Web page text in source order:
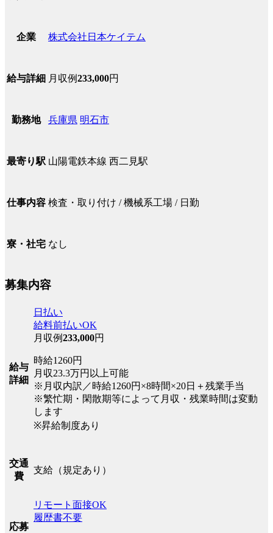
企業 株式会社日本ケイテム
給与詳細 月収例233,000円
勤務地 兵庫県 明石市
最寄り駅 山陽電鉄本線 西二見駅
仕事内容 検査・取り付け / 機械系工場 / 日勤
寮・社宅 なし
募集内容
給与
詳細
日払い
給料前払いOK
月収例233,000円
時給1260円
月収23.3万円以上可能
※月収内訳／時給1260円×8時間×20日＋残業手当
※繁忙期・閑散期等によって月収・残業時間は変動
します
※昇給制度あり
交通
費
支給（規定あり）
応募
リモート面接OK
履歴書不要